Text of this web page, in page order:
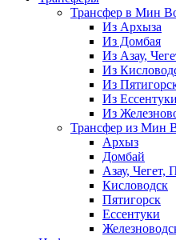
Трансфер в Мин
Из Архыза
Из Домбая
Из Азау,
Из
Из
Из Ессентуки
Из
Трансфер из Мин
Архыз
Домбай
Азау, Чегет,
Кисловодск
Пятигорск
Ессентуки